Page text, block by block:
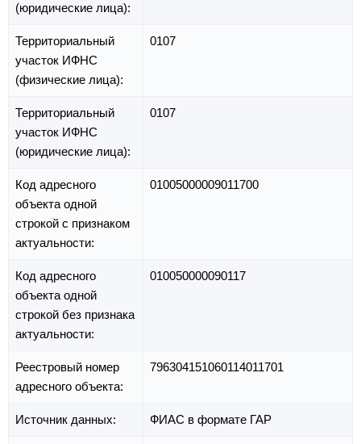
(юридические лица):
Территориальный
участок ИФНС
(физические лица):
0107
Территориальный
участок ИФНС
(юридические лица):
0107
Код адресного
объекта одной
строкой с признаком
актуальности:
01005000009011700
Код адресного
объекта одной
строкой без признака
актуальности:
010050000090117
Реестровый номер
адресного объекта:
796304151060114011701
Источник данных: ФИАС в формате ГАР